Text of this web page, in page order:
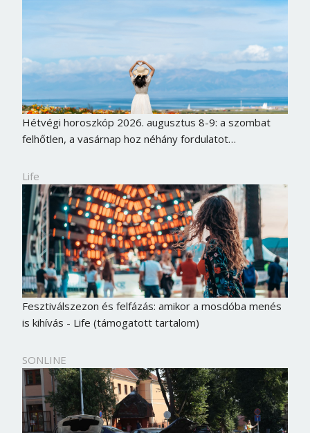
Hétvégi horoszkóp 2026. augusztus 8-9: a szombat
felhőtlen, a vasárnap hoz néhány fordulatot…
Life
Fesztiválszezon és felfázás: amikor a mosdóba menés
is kihívás - Life (támogatott tartalom)
SONLINE